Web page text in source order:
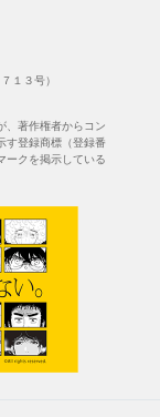
、著作権者からコン
す登録商標（登録番
ークを掲示している